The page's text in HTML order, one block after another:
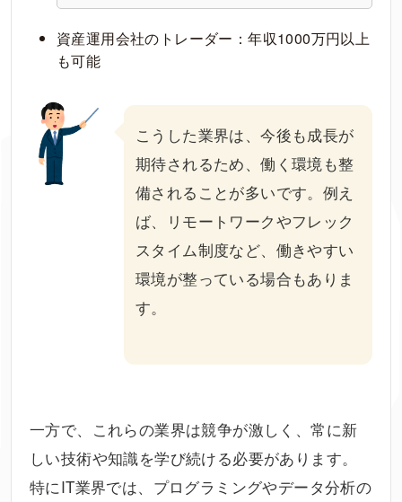
資産運用会社のトレーダー：年収1000万円以上
も可能
こうした業界は、今後も成長が
期待されるため、働く環境も整
備されることが多いです。例え
ば、リモートワークやフレック
スタイム制度など、働きやすい
環境が整っている場合もありま
す。
一方で、これらの業界は競争が激しく、常に新
しい技術や知識を学び続ける必要があります。
特にIT業界では、プログラミングやデータ分析の